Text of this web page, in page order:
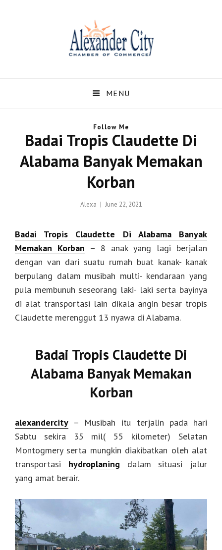
Dan Berita Terbaru
Alexander Alabama
Terbaru dari Kota Alexander Alabama di US
MENU
Badai Tropis Claudette Di
Alabama Banyak Memakan
Korban
Alexa
Posted
June 22, 2021
Badai Tropis Claudette Di Alabama Banyak
Memakan Korban – 8 anak yang lagi berjalan
dengan van dari suatu rumah buat kanak- kanak
berpulang dalam musibah multi- kendaraan yang
pula membunuh seseorang laki- laki serta bayinya
di alat transportasi lain dikala angin besar tropis
Claudette merenggut 13 nyawa di Alabama.
Badai Tropis Claudette Di
Alabama Banyak Memakan
Korban
alexandercity – Musibah itu terjalin pada hari
Sabtu sekira 35 mil( 55 kilometer) Selatan
Montogmery serta mungkin diakibatkan oleh alat
transportasi hydroplaning dalam situasi jalur
yang amat berair.
Follow Me